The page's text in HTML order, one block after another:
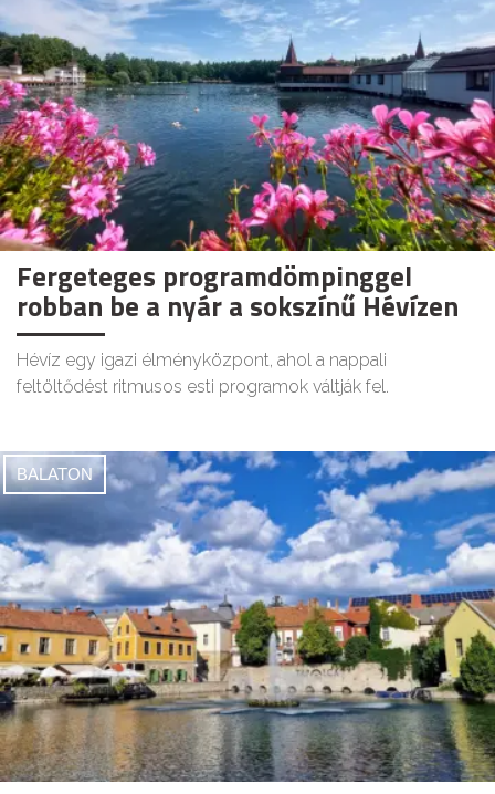
Fergeteges programdömpinggel
robban be a nyár a sokszínű Hévízen
Hévíz egy igazi élményközpont, ahol a nappali
feltöltődést ritmusos esti programok váltják fel.
BALATON